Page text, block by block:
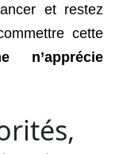
et restez
cette
n’apprécie